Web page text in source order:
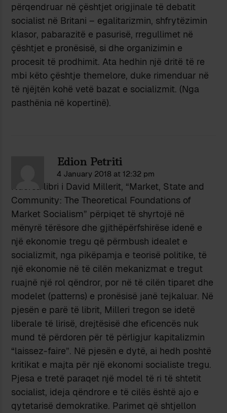
përqendruar në çështjet origjinale të debatit
socialist në Britani – egalitarizmin, shfrytëzimin
klasor, pabarazitë e pasurisë, rregullimet në
çështjet e pronësisë, si dhe organizimin e
procesit të prodhimit. Ata hedhin një dritë të re
mbi këto çështje themelore, duke rimenduar në
të njëjtën kohë vetë bazat e socializmit. (Nga
pasthënia në kopertinë).
Edion Petriti
4 January 2018 at 12:32 pm
Ndërsa libri i David Millerit, “Market, State and
Community: The Theoretical Foundations of
Market Socialism” përpiqet të shyrtojë në
mënyrë tërësore dhe gjithëpërfshirëse idenë e
një ekonomie tregu që përmbush idealet e
socializmit, nga pikëpamja e teorisë politike, të
një ekonomie në të cilën mekanizmat e tregut
ruajnë një rol qëndror, por në të cilën tiparet dhe
modelet (patterns) e pronësisë janë tejkaluar. Në
pjesën e parë të librit, Milleri tregon se idetë
liberale të lirisë, drejtësisë dhe eficencës nuk
mund të përdoren për të përligjur kapitalizmin
“laissez-faire”. Në pjesën e dytë, ai hedh poshtë
kritikat e majta për një ekonomi socialiste tregu.
Pjesa e tretë paraqet një model të ri të shtetit
socialist, ideja qëndrore e të cilës është ajo e
qytetarisë demokratike. Parimet që shtjellon